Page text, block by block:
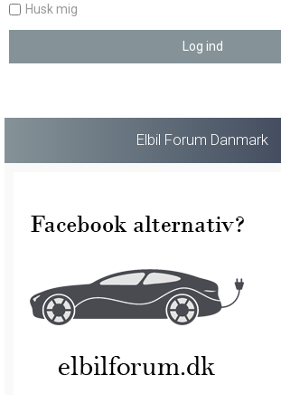
Husk mig
Elbil Forum Danmark